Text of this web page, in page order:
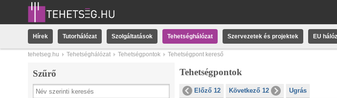
Hírek Tutorhálózat Szolgáltatások Tehetséghálózat Szervezetek és projektek EU
tehetseg.hu Tehetséghálózat Tehetségpontok Tehetségpont kereső
Tehetségpontok
Előző 12 Következő 12 Ugrás
Szűrő